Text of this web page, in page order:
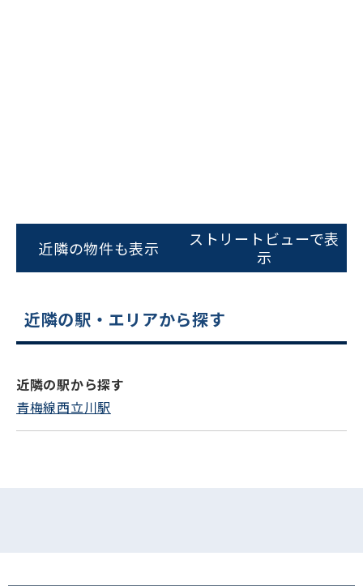
スムーズにご案内できます
0120-620-213
近隣の物件も表示
ストリートビューで表
示
近隣の駅・エリアから探す
近隣の駅から探す
青梅線西立川駅